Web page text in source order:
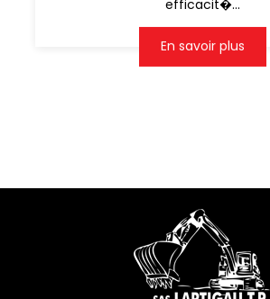
efficacit�...
En savoir plus